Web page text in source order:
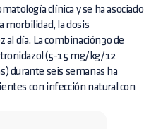
clínica y se ha asociado
morbilidad, la dosis
al día. La combinación30 de
(5-15 mg/kg/12
durante seis semanas ha
con infección natural con